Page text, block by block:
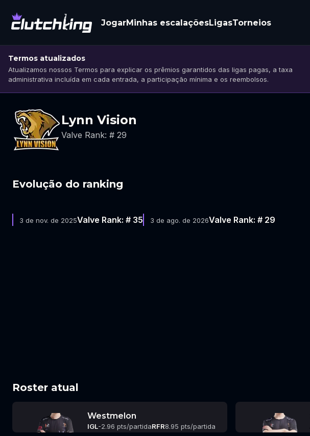
JogarMinhas escalaçõesLigasTorneios
Termos atualizados
Atualizamos nossos Termos para explicar os prêmios garantidos das ligas pagas, a taxa
administrativa incluída em cada entrada, a participação mínima e os reembolsos.
Lynn Vision
Valve Rank: # 29
Evolução do ranking
3 de nov. de 2025Valve Rank: # 35 3 de ago. de 2026Valve Rank: # 29
Roster atual
Westmelon
IGL-2.96 pts/partidaRFR8.95 pts/partida